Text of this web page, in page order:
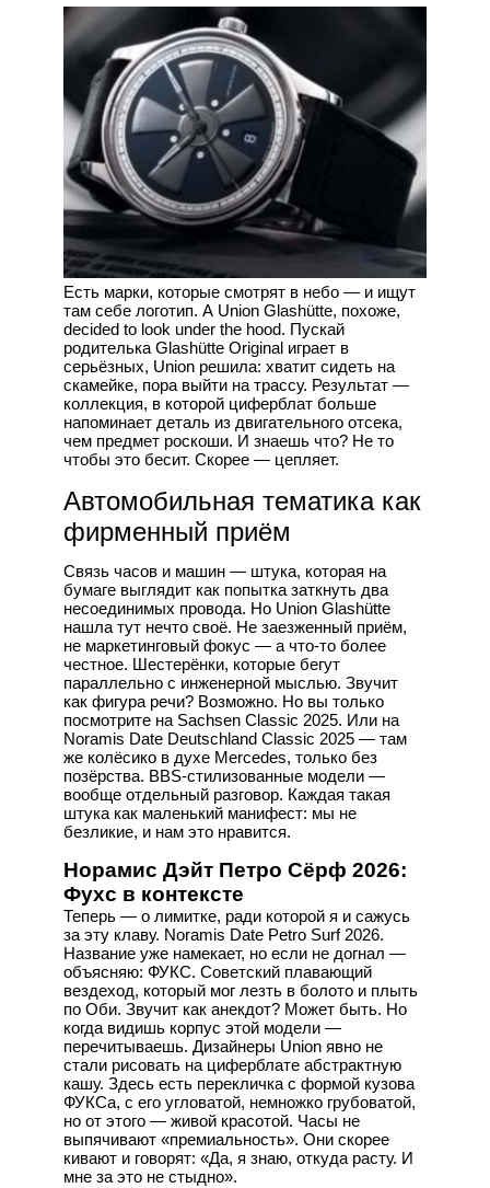
Есть марки, которые смотрят в небо — и ищут
там себе логотип. А Union Glashütte, похоже,
decided to look under the hood. Пускай
родителька Glashütte Original играет в
серьёзных, Union решила: хватит сидеть на
скамейке, пора выйти на трассу. Результат —
коллекция, в которой циферблат больше
напоминает деталь из двигательного отсека,
чем предмет роскоши. И знаешь что? Не то
чтобы это бесит. Скорее — цепляет.
Автомобильная тематика как
фирменный приём
Связь часов и машин — штука, которая на
бумаге выглядит как попытка заткнуть два
несоединимых провода. Но Union Glashütte
нашла тут нечто своё. Не заезженный приём,
не маркетинговый фокус — а что-то более
честное. Шестерёнки, которые бегут
параллельно с инженерной мыслью. Звучит
как фигура речи? Возможно. Но вы только
посмотрите на Sachsen Classic 2025. Или на
Noramis Date Deutschland Classic 2025 — там
же колёсико в духе Mercedes, только без
позёрства. BBS-стилизованные модели —
вообще отдельный разговор. Каждая такая
штука как маленький манифест: мы не
безликие, и нам это нравится.
Норамис Дэйт Петро Сёрф 2026:
Фухс в контексте
Теперь — о лимитке, ради которой я и сажусь
за эту клаву. Noramis Date Petro Surf 2026.
Название уже намекает, но если не догнал —
объясняю: ФУКС. Советский плавающий
вездеход, который мог лезть в болото и плыть
по Оби. Звучит как анекдот? Может быть. Но
когда видишь корпус этой модели —
перечитываешь. Дизайнеры Union явно не
стали рисовать на циферблате абстрактную
кашу. Здесь есть перекличка с формой кузова
ФУКСа, с его угловатой, немножко грубоватой,
но от этого — живой красотой. Часы не
выпячивают «премиальность». Они скорее
кивают и говорят: «Да, я знаю, откуда расту. И
мне за это не стыдно».